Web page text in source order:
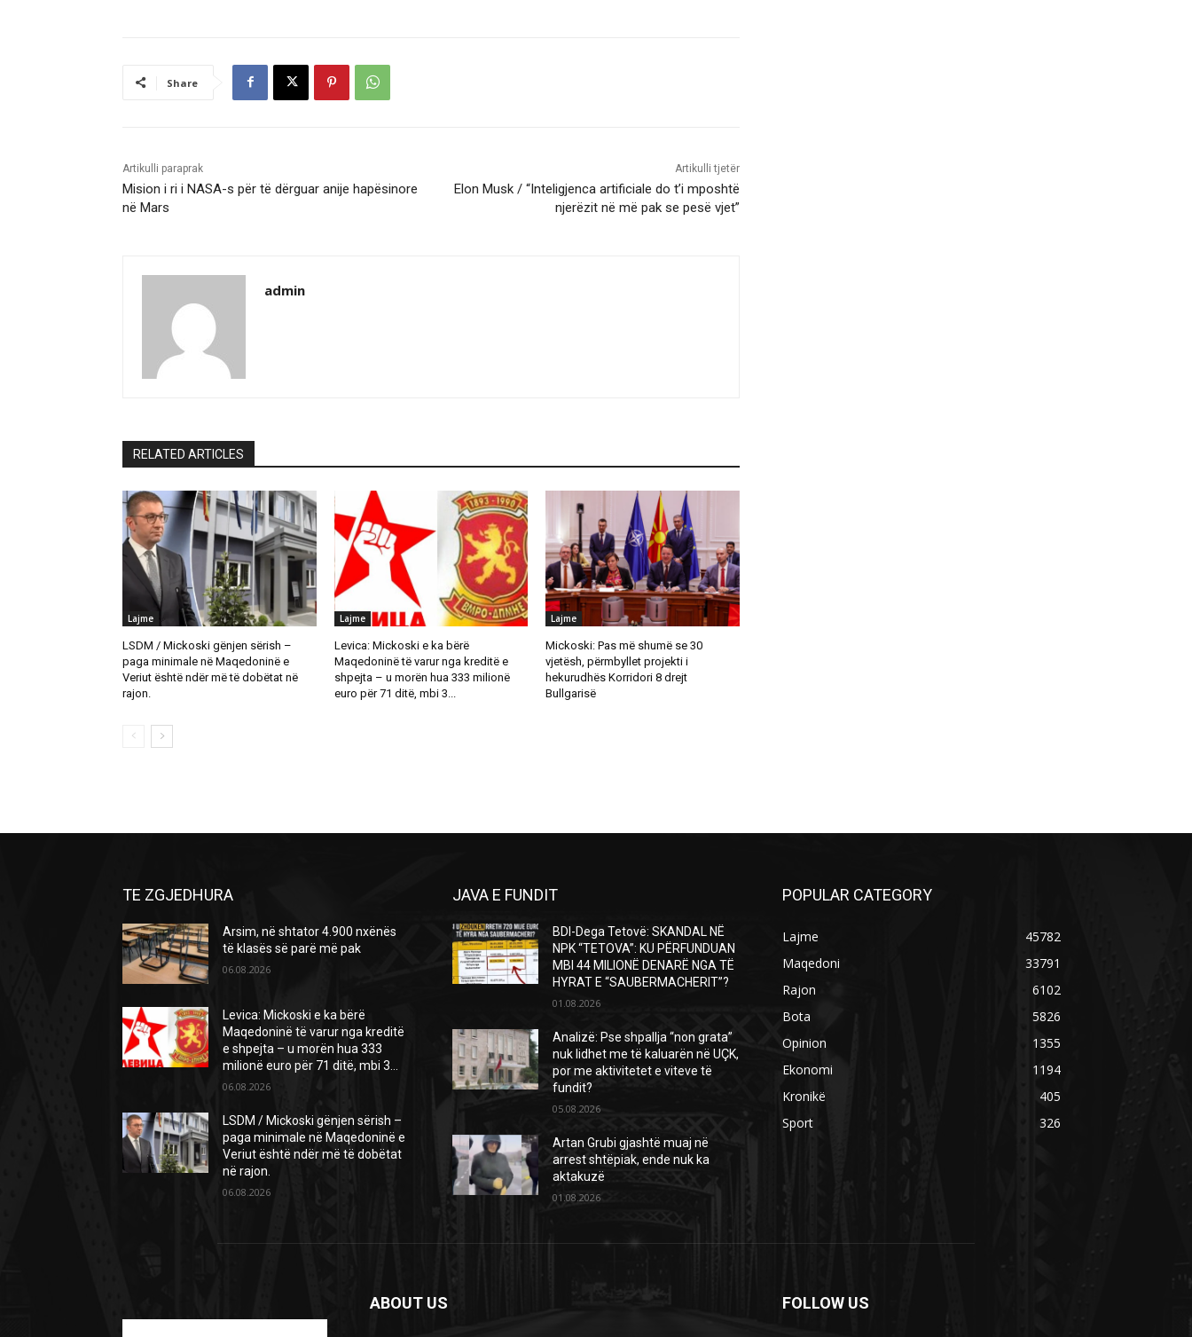
Share
Artikulli paraprak
Mision i ri i NASA-s për të dërguar anije hapësinore
në Mars
Artikulli tjetër
Elon Musk / “Inteligjenca artificiale do t’i mposhtë
njerëzit në më pak se pesë vjet”
admin
RELATED ARTICLES
Lajme
LSDM / Mickoski gënjen sërish –
paga minimale në Maqedoninë e
Veriut është ndër më të dobëtat në
rajon.
Lajme
Levica: Mickoski e ka bërë
Maqedoninë të varur nga kreditë e
shpejta – u morën hua 333 milionë
euro për 71 ditë, mbi 3...
Lajme
Mickoski: Pas më shumë se 30
vjetësh, përmbyllet projekti i
hekurudhës Korridori 8 drejt
Bullgarisë
TE ZGJEDHURA
Arsim, në shtator 4.900 nxënës
të klasës së parë më pak
06.08.2026
Levica: Mickoski e ka bërë
Maqedoninë të varur nga kreditë
e shpejta – u morën hua 333
milionë euro për 71 ditë, mbi 3...
06.08.2026
LSDM / Mickoski gënjen sërish –
paga minimale në Maqedoninë e
Veriut është ndër më të dobëtat
në rajon.
06.08.2026
JAVA E FUNDIT
BDI-Dega Tetovë: SKANDAL NË
NPK “TETOVA”: KU PËRFUNDUAN
MBI 44 MILIONË DENARË NGA TË
HYRAT E “SAUBERMACHERIT”?
01.08.2026
Analizë: Pse shpallja “non grata”
nuk lidhet me të kaluarën në UÇK,
por me aktivitetet e viteve të
fundit?
05.08.2026
Artan Grubi gjashtë muaj në
arrest shtëpiak, ende nuk ka
aktakuzë
01.08.2026
POPULAR CATEGORY
Lajme
45782
Maqedoni
33791
Rajon
6102
Bota
5826
Opinion
1355
Ekonomi
1194
Kronikë
405
Sport
326
ABOUT US FOLLOW US